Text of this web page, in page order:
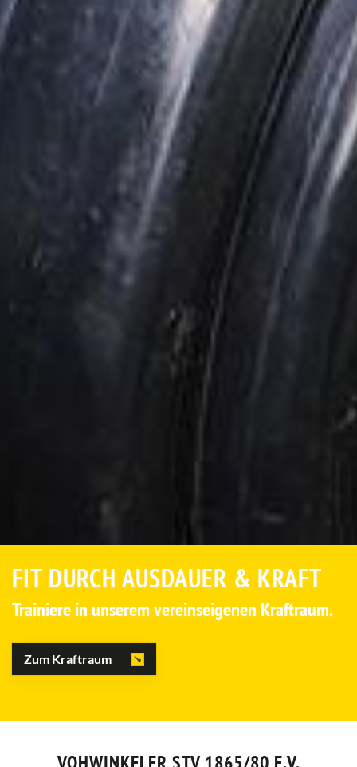
FIT DURCH AUSDAUER & KRAFT
Trainiere in unserem vereinseigenen Kraftraum.
Zum Kraftraum